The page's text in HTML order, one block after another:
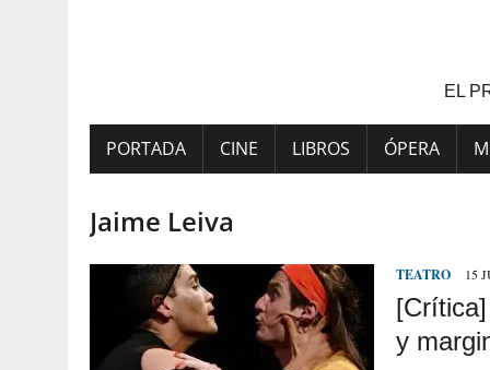
EL
PORTADA CINE LIBROS ÓPERA
Jaime Leiva
TEATRO 15
y